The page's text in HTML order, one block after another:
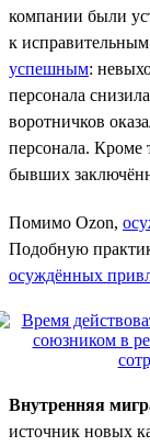
компании были
к
успешным:
персонала
воротничков
персонала. Кроме
бывших
Помимо Ozon,
Подобную
осуждённых
Внутренняя
источник новых